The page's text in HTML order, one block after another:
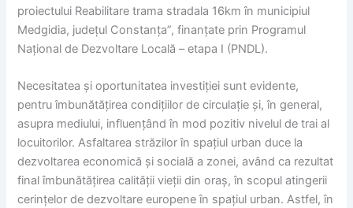
proiectului Reabilitare trama stradala 16km în municipiul
Medgidia, județul Constanța”, finanțate prin Programul
Național de Dezvoltare Locală – etapa I (PNDL).
Necesitatea și oportunitatea investiției sunt evidente,
pentru îmbunătățirea condițiilor de circulație și, în general,
asupra mediului, influențând în mod pozitiv nivelul de trai al
locuitorilor. Asfaltarea străzilor în spațiul urban duce la
dezvoltarea economică și socială a zonei, având ca rezultat
final îmbunătățirea calității vieții din oraș, în scopul atingerii
cerințelor de dezvoltare europene în spațiul urban. Astfel, în